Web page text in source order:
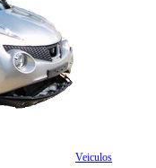
Veiculos